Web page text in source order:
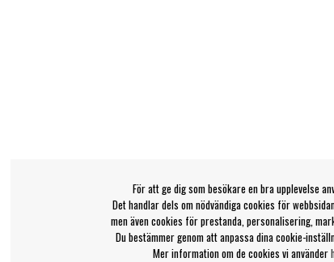
För att ge dig som besökare en bra upplevelse
Det handlar dels om nödvändiga cookies för
men även cookies för prestanda, personalisering,
Du bestämmer genom att anpassa dina cookie-
Mer information om de cookies vi använder